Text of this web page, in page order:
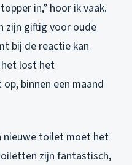
in,” hoor ik vaak.
zijn giftig voor oude
bij de reactie kan
het lost het
binnen een maand
nieuwe toilet moet het
zijn fantastisch,